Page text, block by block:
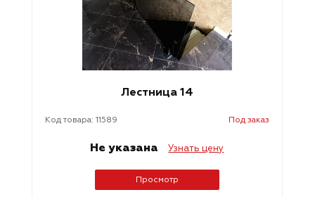
Лестница 14
Код товара: 11589 Под заказ
Не указана Узнать цену
Просмотр